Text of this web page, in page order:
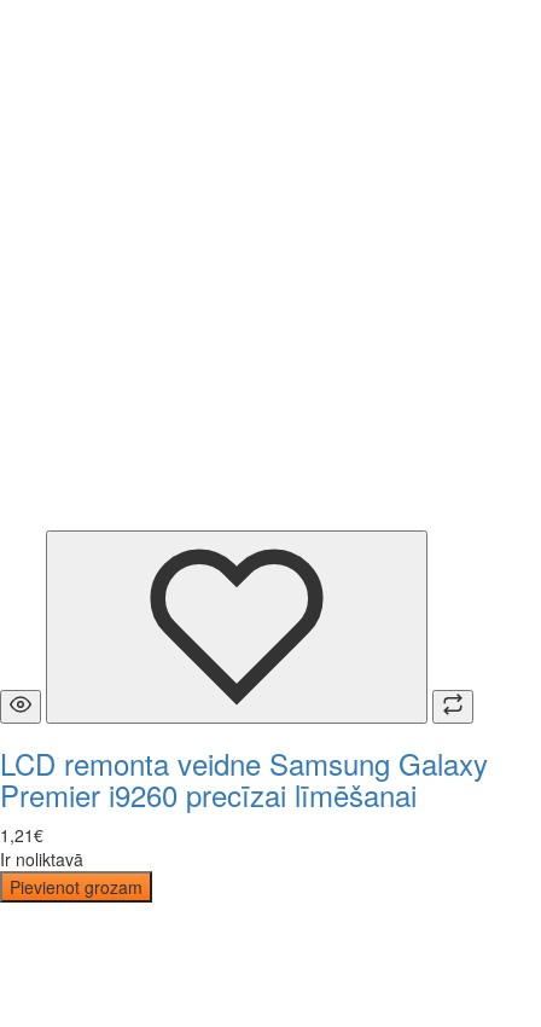
LCD remonta veidne Samsung Galaxy
Premier i9260 precīzai līmēšanai
1 ,21€
Ir noliktavā
Pievienot grozam